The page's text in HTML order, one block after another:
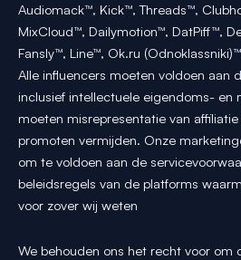
Audiomack™, Kick™, Threads™,
MixCloud™, Dailymotion™, DatPiff™,
Fansly™, Line™, Ok.ru
Alle influencers moeten voldoen aan
inclusief intellectuele eigendoms- en
moeten misrepresentatie van
promoten vermijden. Onze
om te voldoen aan de
beleidsregels van de platforms
voor zover wij weten
We behouden ons het recht voor om